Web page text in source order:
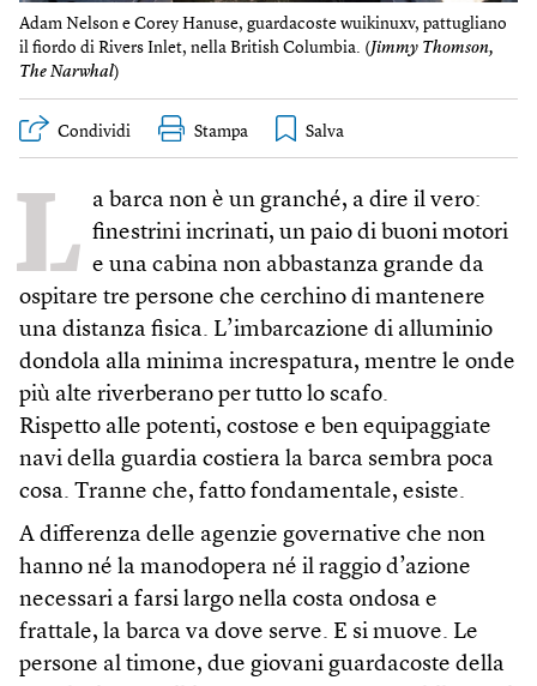
Adam Nelson e Corey Hanuse, guardacoste wuikinuxv, pattugliano
il fiordo di Rivers Inlet, nella British Columbia. (Jimmy Thomson,
The Narwhal)
Condividi Stampa
L a barca non è un granché, a dire il vero:
finestrini incrinati, un paio di buoni motori
e una cabina non abbastanza grande da
ospitare tre persone che cerchino di mantenere
una distanza fisica. L’imbarcazione di alluminio
dondola alla minima increspatura, mentre le onde
più alte riverberano per tutto lo scafo.
Rispetto alle potenti, costose e ben equipaggiate
navi della guardia costiera la barca sembra poca
cosa. Tranne che, fatto fondamentale, esiste.
A differenza delle agenzie governative che non
hanno né la manodopera né il raggio d’azione
necessari a farsi largo nella costa ondosa e
frattale, la barca va dove serve. E si muove. Le
persone al timone, due giovani guardacoste della